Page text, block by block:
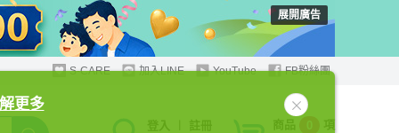
展開廣告
S-CARE 加入LINE YouTube FB粉絲團
登入
註冊
商品
項
更多